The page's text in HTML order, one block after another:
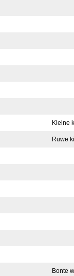
Kleine
Ruwe
Bonte